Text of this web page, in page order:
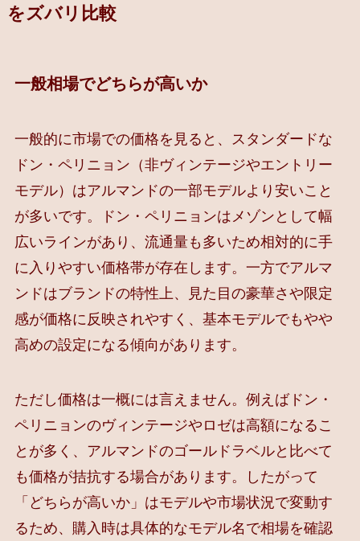
をズバリ比較
一般相場でどちらが高いか
一般的に市場での価格を見ると、スタンダードな
ドン・ペリニョン（非ヴィンテージやエントリー
モデル）はアルマンドの一部モデルより安いこと
が多いです。ドン・ペリニョンはメゾンとして幅
広いラインがあり、流通量も多いため相対的に手
に入りやすい価格帯が存在します。一方でアルマ
ンドはブランドの特性上、見た目の豪華さや限定
感が価格に反映されやすく、基本モデルでもやや
高めの設定になる傾向があります。
ただし価格は一概には言えません。例えばドン・
ペリニョンのヴィンテージやロゼは高額になるこ
とが多く、アルマンドのゴールドラベルと比べて
も価格が拮抗する場合があります。したがって
「どちらが高いか」はモデルや市場状況で変動す
るため、購入時は具体的なモデル名で相場を確認